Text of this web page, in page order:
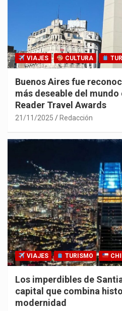
VIAJES CULTURA
Buenos Aires fue
más deseable del mundo
Reader Travel Awards
21/11/2025 Redacción
VIAJES TURISMO
Los imperdibles de
capital que combina
modernidad